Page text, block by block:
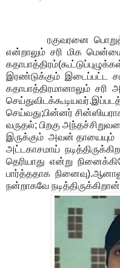
ரகுவரனை
என்றாலும் சரி மிக
இரண்டுக்கும் இடைப்பட்ட
கதாபாத்திரமானாலும் சரி
செய்வது;பின்னர்
வருதல்; பிறகு
இருக்கும் அவன் தாயையும்
அட்டகாசமாய்
தெரியாது என்று
பார்த்ததாக
நன்றாகவே